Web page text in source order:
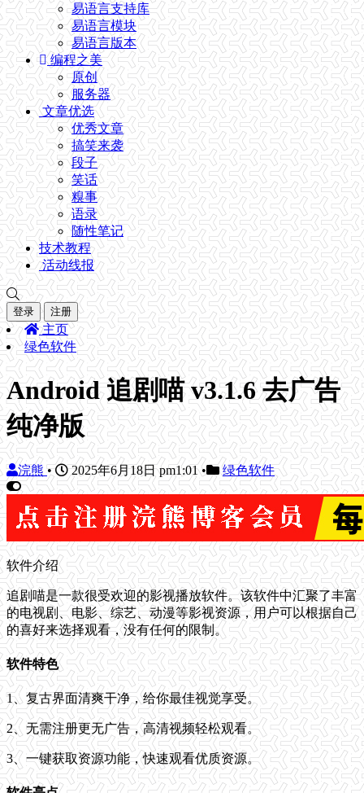
易语言支持库
易语言模块
易语言版本
编程之美
原创
服务器
文章优选
优秀文章
搞笑来袭
段子
笑话
糗事
语录
随性笔记
技术教程
活动线报
登录 注册
主页
绿色软件
Android 追剧喵 v3.1.6 去广告
纯净版
浣熊• 2025年6月18日 pm1:01• 绿色软件
软件介绍
追剧喵是一款很受欢迎的影视播放软件。该软件中汇聚了丰富
的电视剧、电影、综艺、动漫等影视资源，用户可以根据自己
的喜好来选择观看，没有任何的限制。
软件特色
1、复古界面清爽干净，给你最佳视觉享受。
2、无需注册更无广告，高清视频轻松观看。
3、一键获取资源功能，快速观看优质资源。